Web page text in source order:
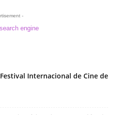
-
Internacional de Cine de